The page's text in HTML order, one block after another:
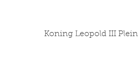
Koning Leopold III